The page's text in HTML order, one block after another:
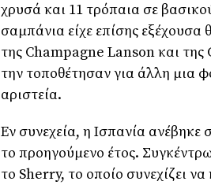
χρυσά και 11 τρόπαια σε
σαμπάνια είχε επίσης εξέχουσα
της Champagne Lansonκαι της
την τοποθέτησαν για άλλη μια
αριστεία.
Εν συνεχεία, η Ισπανία ανέβηκε
το προηγούμενο έτος.
το Sherry, το οποίο συνεχίζει